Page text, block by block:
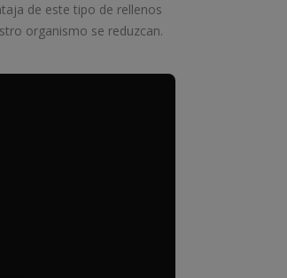
de este tipo de rellenos
organismo se reduzcan.